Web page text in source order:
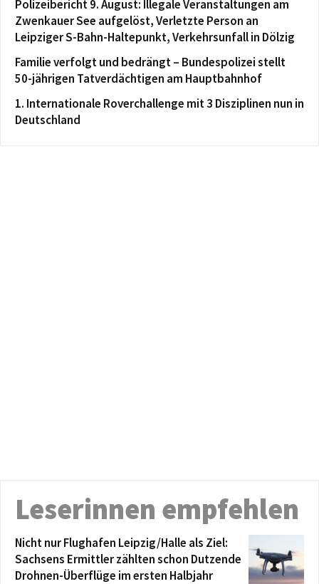
Polizeibericht 9. August: Illegale Veranstaltungen am
Zwenkauer See aufgelöst, Verletzte Person an
Leipziger S-Bahn-Haltepunkt, Verkehrsunfall in Dölzig
Familie verfolgt und bedrängt – Bundespolizei stellt
50-jährigen Tatverdächtigen am Hauptbahnhof
1. Internationale Roverchallenge mit 3 Disziplinen nun in
Deutschland
Leserinnen empfehlen
Nicht nur Flughafen Leipzig/Halle als Ziel:
Sachsens Ermittler zählten schon Dutzende
Drohnen-Überflüge im ersten Halbjahr